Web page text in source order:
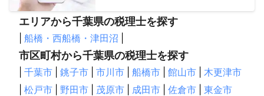
エリアから千葉県の税理士を探す
船橋・西船橋・津田沼
市区町村から千葉県の税理士を探す
千葉市 銚子市 市川市 船橋市 館山市
木更津市
松戸市 野田市 茂原市 成田市 佐倉市
東金市